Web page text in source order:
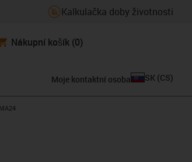
Kalkulačka doby životnosti
Nákupní košík (0)
Moje kontaktní osoba SK (CS)